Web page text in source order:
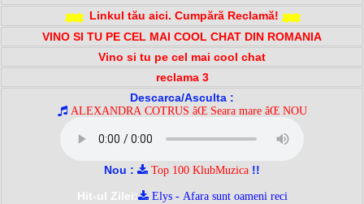
Linkul tău aici. Cumpără Reclamă!
VINO SI TU PE CEL MAI COOL CHAT DIN ROMANIA
Vino si tu pe cel mai cool chat
reclama 3
Descarca/Asculta :
ALEXANDRA COTRUS âŒ Seara mare âŒ NOU
Nou : Top 100 KlubMuzica !!
Hit-ul Zilei:
Elys - Afara sunt oameni reci